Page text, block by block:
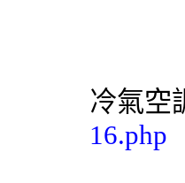
冷氣空
16.php